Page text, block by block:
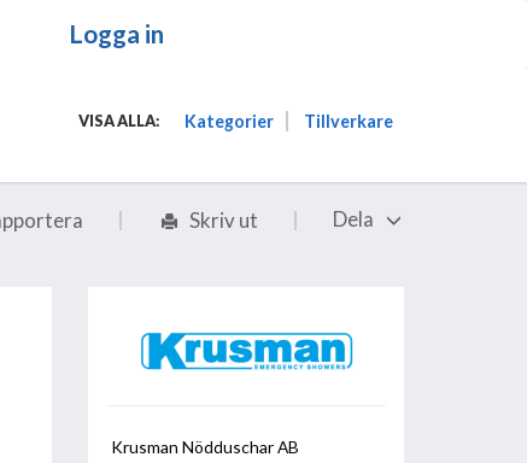
Logga in
VISA ALLA: Kategorier Tillverkare
Skriv ut Dela
Krusman Nödduschar AB